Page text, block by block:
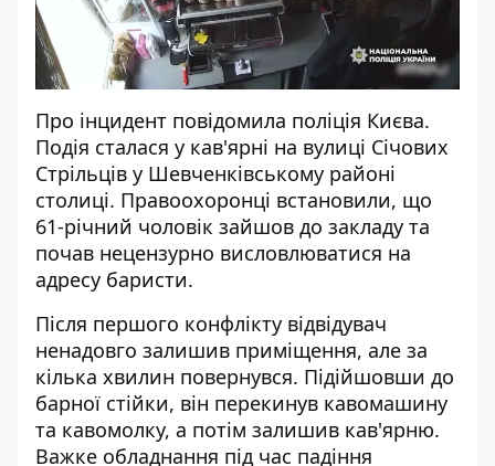
Про інцидент повідомила поліція Києва.
Подія сталася у кав'ярні на вулиці Січових
Стрільців у Шевченківському районі
столиці. Правоохоронці встановили, що
61-річний чоловік зайшов до закладу та
почав нецензурно висловлюватися на
адресу баристи.
Після першого конфлікту відвідувач
ненадовго залишив приміщення, але за
кілька хвилин повернувся. Підійшовши до
барної стійки, він перекинув кавомашину
та кавомолку, а потім залишив кав'ярню.
Важке обладнання під час падіння